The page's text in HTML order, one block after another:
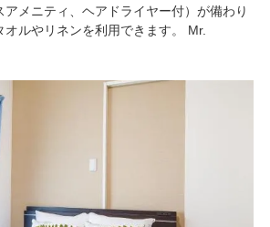
メニティ、ヘアドライヤー付）が備わり
オルやリネンを利用できます。 Mr.